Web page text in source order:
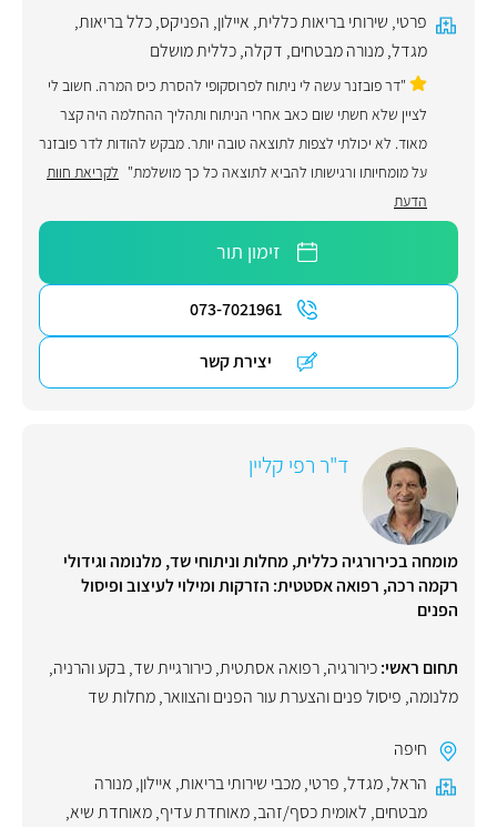
פרטי, שירותי בריאות כללית, איילון, הפניקס,כלל בריאות,
מגדל,מנורה מבטחים, דקלה,כללית מושלם
"דר פובזנר עשה לי ניתוח לפרוסקופי להסרת כיס המרה. חשוב לי
לציין שלא חשתי שום כאב אחרי הניתוח ותהליך ההחלמה היה קצר
מאוד. לא יכולתי לצפות לתוצאה טובה יותר. מבקש להודות לדר פובזנר
על מומחיותו ורגישותו להביא לתוצאה כל כך מושלמת" לקריאת חוות
הדעת
זימון תור
073-7021961
יצירת קשר
ד"ר רפי קליין
מומחה בכירורגיה כללית, מחלות וניתוחי שד, מלנומה וגידולי
רקמה רכה, רפואה אסטטית: הזרקות ומילוי לעיצוב ופיסול
הפנים
תחום ראשי:כירורגיה,רפואה אסתטית,כירורגיית שד,בקע והרניה,
מלנומה, פיסול פנים והצערת עור הפנים והצוואר,מחלות שד
חיפה
הראל,מגדל, פרטי,מכבי שירותי בריאות, איילון,מנורה
מבטחים, לאומית כסף/זהב,מאוחדת עדיף,מאוחדת שיא,